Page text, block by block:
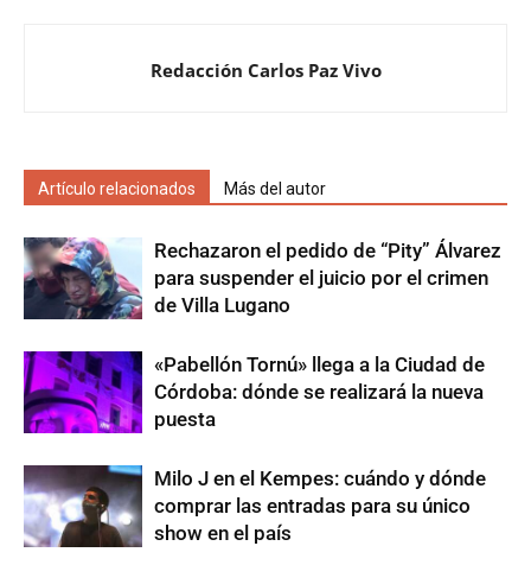
Redacción Carlos Paz Vivo
Artículo relacionados Más del autor
Rechazaron el pedido de “Pity” Álvarez
para suspender el juicio por el crimen
de Villa Lugano
«Pabellón Tornú» llega a la Ciudad de
Córdoba: dónde se realizará la nueva
puesta
Milo J en el Kempes: cuándo y dónde
comprar las entradas para su único
show en el país